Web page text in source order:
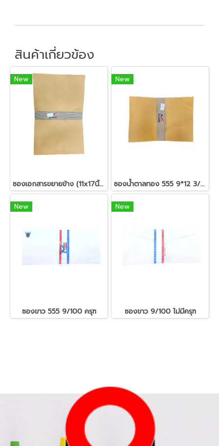
สินค้าเกี่ยวข้อง
New
ซองเอกสารขยายข้าง (11x17นิ้ว) 555 KI
New
ซองน้ำตาลทอง 555 9*12 3/4 ขยายข้าง ไม่ครุฑ
New
ซองขาว 555 9/100 ครุฑ
New
ซองขาว 9/100 ไม่มีครุฑ